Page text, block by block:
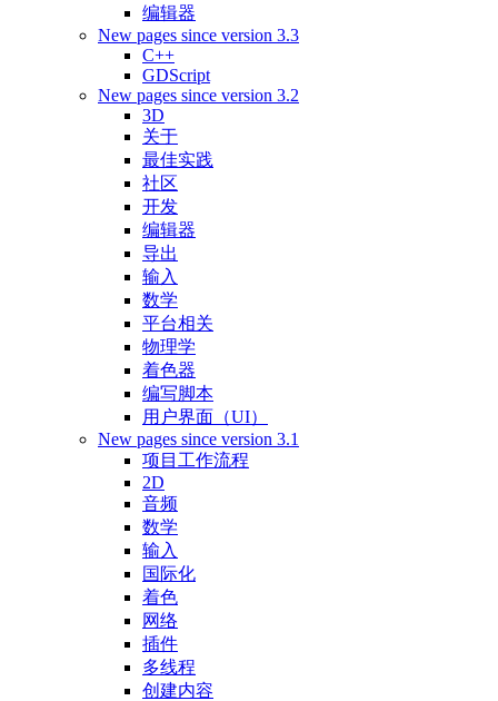
编辑器
New pages since version 3.3
C++
GDScript
New pages since version 3.2
3D
关于
最佳实践
社区
开发
编辑器
导出
输入
数学
平台相关
物理学
着色器
编写脚本
用户界面（UI）
New pages since version 3.1
项目工作流程
2D
音频
数学
输入
国际化
着色
网络
插件
多线程
创建内容